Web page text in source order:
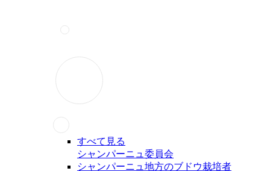
すべて見る
シャンパーニュ委員会
シャンパーニュ地方のブドウ栽培者